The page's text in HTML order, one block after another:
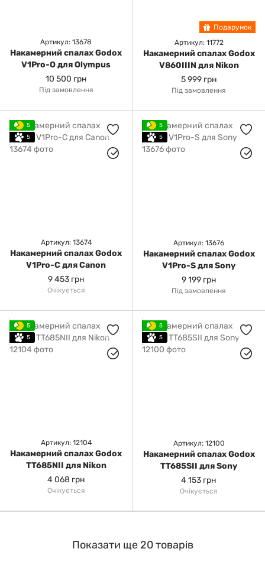
Артикул: 13678
Накамерний спалах Godox
V1Pro-O для Olympus
10 500 грн
Під замовлення
Подарунок
Артикул: 11772
Накамерний спалах Godox
V860IIIN для Nikon
5 999 грн
Під замовлення
5
5
Артикул: 13674
Накамерний спалах Godox
V1Pro-C для Canon
9 453 грн
Очікується
5
5
Артикул: 13676
Накамерний спалах Godox
V1Pro-S для Sony
9 199 грн
Під замовлення
5
5
Артикул: 12104
Накамерний спалах Godox
TT685NII для Nikon
4 068 грн
Очікується
5
5
Артикул: 12100
Накамерний спалах Godox
TT685SII для Sony
4 153 грн
Очікується
Показати ще 20 товарів